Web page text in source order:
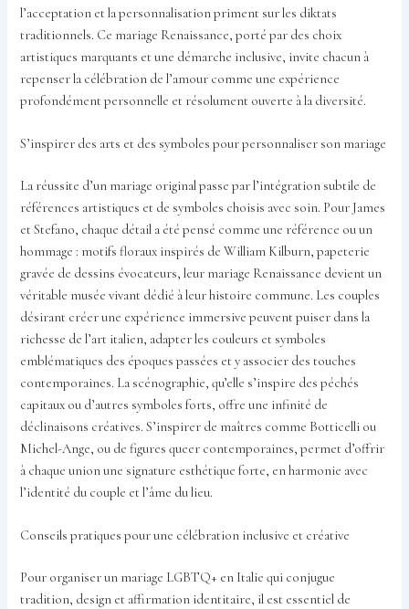
l’acceptation et la personnalisation priment sur les diktats
traditionnels. Ce mariage Renaissance, porté par des choix
artistiques marquants et une démarche inclusive, invite chacun à
repenser la célébration de l’amour comme une expérience
profondément personnelle et résolument ouverte à la diversité.
S’inspirer des arts et des symboles pour personnaliser son mariage
La réussite d’un mariage original passe par l’intégration subtile de
références artistiques et de symboles choisis avec soin. Pour James
et Stefano, chaque détail a été pensé comme une référence ou un
hommage : motifs floraux inspirés de William Kilburn, papeterie
gravée de dessins évocateurs, leur mariage Renaissance devient un
véritable musée vivant dédié à leur histoire commune. Les couples
désirant créer une expérience immersive peuvent puiser dans la
richesse de l’art italien, adapter les couleurs et symboles
emblématiques des époques passées et y associer des touches
contemporaines. La scénographie, qu’elle s’inspire des péchés
capitaux ou d’autres symboles forts, offre une infinité de
déclinaisons créatives. S’inspirer de maîtres comme Botticelli ou
Michel-Ange, ou de figures queer contemporaines, permet d’offrir
à chaque union une signature esthétique forte, en harmonie avec
l’identité du couple et l’âme du lieu.
Conseils pratiques pour une célébration inclusive et créative
Pour organiser un mariage LGBTQ+ en Italie qui conjugue
tradition, design et affirmation identitaire, il est essentiel de